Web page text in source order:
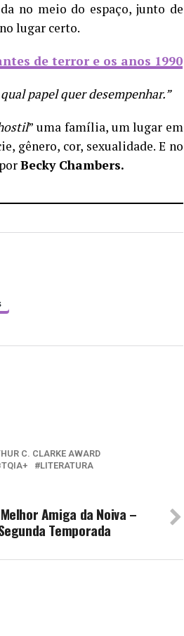
no meio do espaço, junto de
lugar certo.
de terror e os anos 1990
papel quer desempenhar.”
” uma família, um lugar em
gênero, cor, sexualidade. E no
Becky Chambers.
C. CLARKE AWARD
LITERATURA
Amiga da Noiva –
Temporada